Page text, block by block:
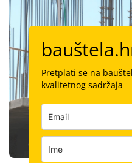
Pretplati se na
kvalitetnog sadržaja